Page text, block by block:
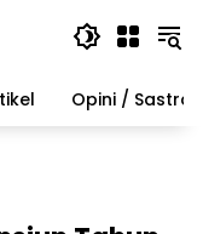
Opini / Sastra